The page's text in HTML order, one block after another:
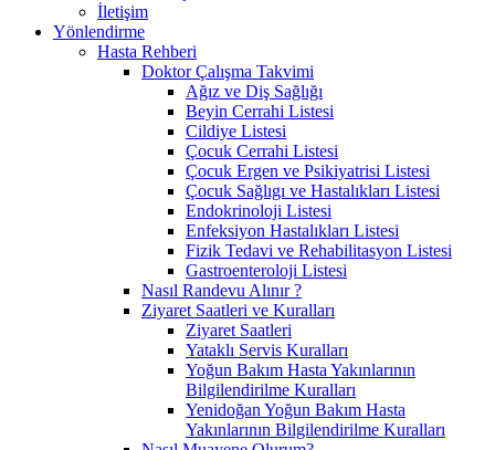
İletişim
Yönlendirme
Hasta Rehberi
Doktor Çalışma Takvimi
Ağız ve Diş Sağlığı
Beyin Cerrahi Listesi
Cildiye Listesi
Çocuk Cerrahi Listesi
Çocuk Ergen ve Psikiyatrisi Listesi
Çocuk Sağlıgı ve Hastalıkları Listesi
Endokrinoloji Listesi
Enfeksiyon Hastalıkları Listesi
Fizik Tedavi ve Rehabilitasyon Listesi
Gastroenteroloji Listesi
Nasıl Randevu Alınır ?
Ziyaret Saatleri ve Kuralları
Ziyaret Saatleri
Yataklı Servis Kuralları
Yoğun Bakım Hasta Yakınlarının
Bilgilendirilme Kuralları
Yenidoğan Yoğun Bakım Hasta
Yakınlarının Bilgilendirilme Kuralları